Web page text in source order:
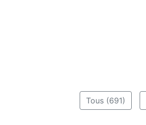
Tous (691)